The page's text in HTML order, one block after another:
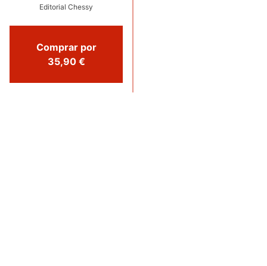
Editorial Chessy
Comprar por
35,90 €